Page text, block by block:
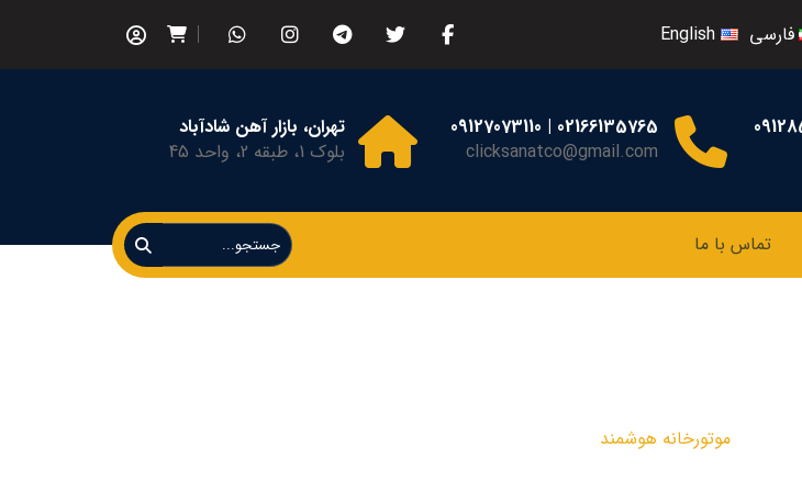
فارسی English
02166135765 | 09127073110
clicksanatco@gmail.com
تهران، بازار آهن شادآباد
بلوک 1، طبقه 2، واحد 45
تماس با ما
موتورخانه هوشمند